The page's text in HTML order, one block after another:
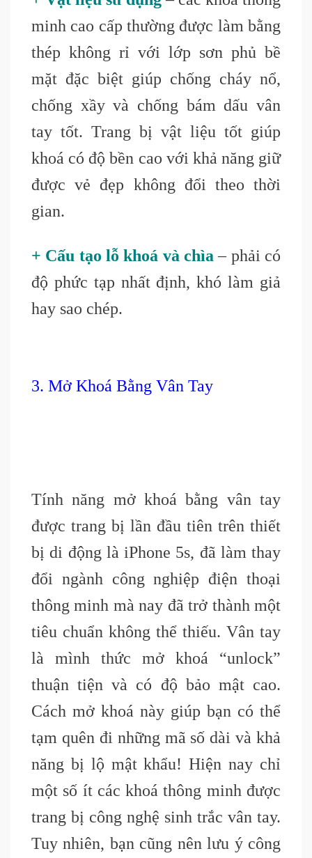
minh cao cấp thường được làm bằng
thép không rỉ với lớp sơn phủ bề
mặt đặc biệt giúp chống cháy nổ,
chống xầy và chống bám dấu vân
tay tốt. Trang bị vật liệu tốt giúp
khoá có độ bền cao với khả năng giữ
được vẻ đẹp không đổi theo thời
gian.
+ Cấu tạo lỗ khoá và chìa– phải có
độ phức tạp nhất định, khó làm giả
hay sao chép.
3. Mở Khoá Bằng Vân Tay
Tính năng mở khoá bằng vân tay
được trang bị lần đầu tiên trên thiết
bị di động là iPhone 5s, đã làm thay
đổi ngành công nghiệp điện thoại
thông minh mà nay đã trở thành một
tiêu chuẩn không thể thiếu. Vân tay
là mình thức mở khoá “unlock”
thuận tiện và có độ bảo mật cao.
Cách mở khoá này giúp bạn có thể
tạm quên đi những mã số dài và khả
năng bị lộ mật khẩu! Hiện nay chỉ
một số ít các khoá thông minh được
trang bị công nghệ sinh trắc vân tay.
Tuy nhiên, bạn cũng nên lưu ý công